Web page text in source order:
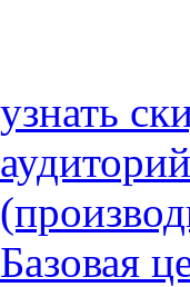
узнать
Базовая